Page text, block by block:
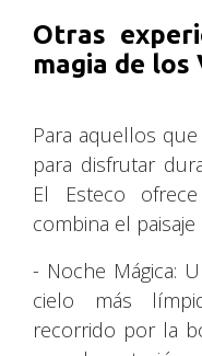
Otras
magia de los
Para aquellos
para disfrutar
El Esteco
combina el
- Noche Mágica:
cielo más
recorrido por la